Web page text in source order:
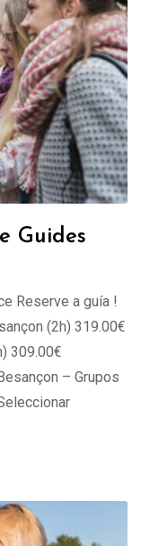
Guides
Reserve a guía !
(2h) 319.00€
309.00€
– Grupos